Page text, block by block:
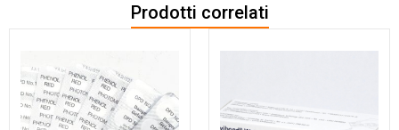
Prodotti correlati